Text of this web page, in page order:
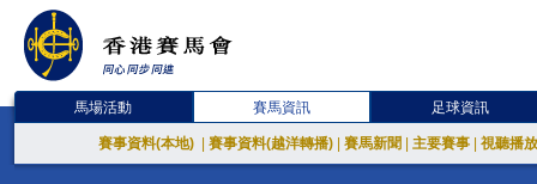
馬場活動 賽馬資訊 足球資訊
賽事資料(本地) 賽事資料(越洋轉播) 賽馬新聞 主要賽事 視聽播